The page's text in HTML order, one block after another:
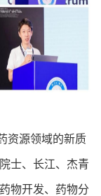
源领域的新质
士、长江、杰青
物开发、药物分